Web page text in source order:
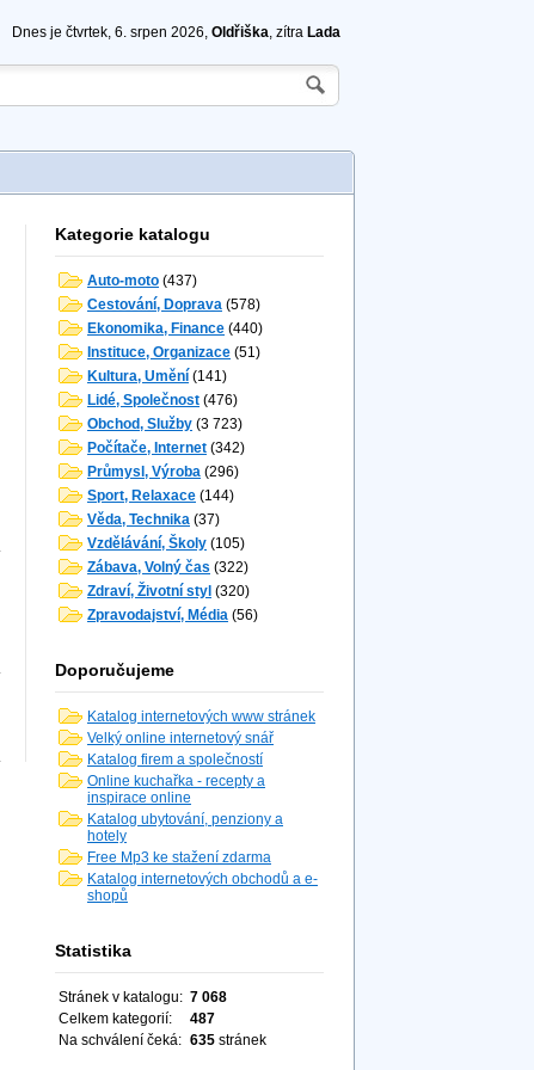
Dnes je čtvrtek, 6. srpen 2026, Oldřiška, zítra Lada
Kategorie katalogu
Auto-moto (437)
Cestování, Doprava (578)
Ekonomika, Finance (440)
Instituce, Organizace (51)
Kultura, Umění (141)
Lidé, Společnost (476)
Obchod, Služby (3 723)
Počítače, Internet (342)
Průmysl, Výroba (296)
Sport, Relaxace (144)
Věda, Technika (37)
Vzdělávání, Školy (105)
Zábava, Volný čas (322)
Zdraví, Životní styl (320)
Zpravodajství, Média (56)
Doporučujeme
Katalog internetových www stránek
Velký online internetový snář
Katalog firem a společností
Online kuchařka - recepty a
inspirace online
Katalog ubytování, penziony a
hotely
Free Mp3 ke stažení zdarma
Katalog internetových obchodů a e-
shopů
Statistika
Stránek v katalogu: 7 068
Celkem kategorií:
487
Na schválení čeká: 635 stránek